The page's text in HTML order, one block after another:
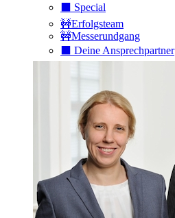
⬛️ Special
🚧Erfolgsteam
🚧Messerundgang
⬛️ Deine Ansprechpartner